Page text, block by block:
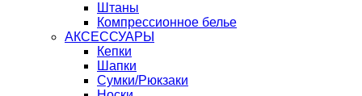
Штаны
Компрессионное белье
АКСЕССУАРЫ
Кепки
Шапки
Сумки/Рюкзаки